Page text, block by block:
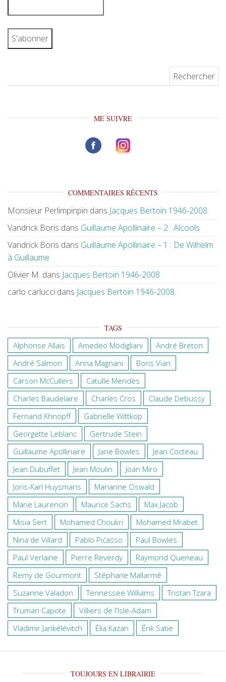
ME SUIVRE
COMMENTAIRES RÉCENTS
Monsieur Perlimpinpin dans Jacques Bertoin 1946-2008
Vandrick Boris dans Guillaume Apollinaire – 2 : Alcools
Vandrick Boris dans Guillaume Apollinaire – 1 : De Wilhelm
à Guillaume
Olivier M. dans Jacques Bertoin 1946-2008
carlo carlucci dans Jacques Bertoin 1946-2008
TAGS
Alphonse Allais Amedeo Modigliani
André Breton
André Salmon
Anna Magnani
Boris Vian
Carson McCullers
Catulle Mendès
Charles Baudelaire
Charles Cros
Claude Debussy
Fernand Khnopff
Gabrielle Wittkop
Georgette Leblanc
Gertrude Stein
Guillaume Apollinaire
Jane Bowles
Jean Cocteau
Jean Dubuffet
Jean Moulin
Joan Miro
Joris-Karl Huysmans
Marianne Oswald
Marie Laurencin
Maurice Sachs
Max Jacob
Misia Sert
Mohamed Choukri
Mohamed Mrabet
Nina de Villard
Pablo Picasso
Paul Bowles
Paul Verlaine
Pierre Reverdy
Raymond Queneau
Remy de Gourmont
Stéphane Mallarmé
Suzanne Valadon
Tennessee Williams
Tristan Tzara
Truman Capote
Villiers de l'Isle-Adam
Vladimir Jankélévitch
Élia Kazan Érik Satie
TOUJOURS EN LIBRAIRIE